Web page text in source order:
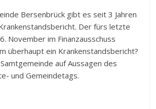
Bersenbrück gibt es seit 3 Jahren
Der fürs letzte
November im Finanzausschuss
überhaupt ein Krankenstandsbericht?
auf Aussagen des
und Gemeindetags.